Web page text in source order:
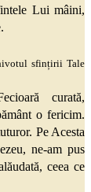
Lui mâini,
sfințirii Tale
curată,
o fericim.
Pe Acesta
ne-am pus
ceea ce